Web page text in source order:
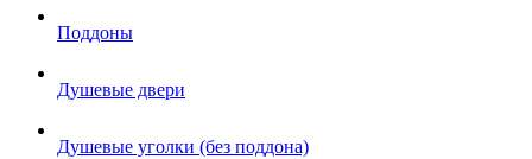
Поддоны
Душевые двери
Душевые уголки (без поддона)